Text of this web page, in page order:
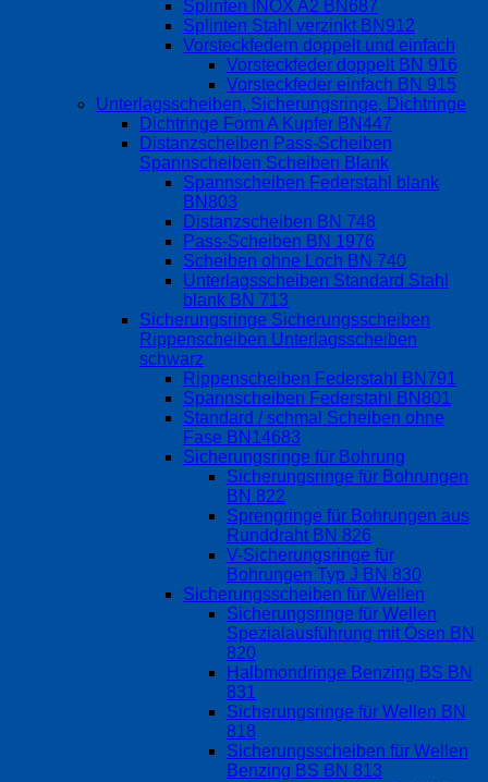
Splinten INOX A2 BN687
Splinten Stahl verzinkt BN912
Vorsteckfedern doppelt und einfach
Vorsteckfeder doppelt BN 916
Vorsteckfeder einfach BN 915
Unterlagsscheiben, Sicherungsringe, Dichtringe
Dichtringe Form A Kupfer BN447
Distanzscheiben Pass-Scheiben
Spannscheiben Scheiben Blank
Spannscheiben Federstahl blank
BN803
Distanzscheiben BN 748
Pass-Scheiben BN 1976
Scheiben ohne Loch BN 740
Unterlagsscheiben Standard Stahl
blank BN 713
Sicherungsringe Sicherungsscheiben
Rippenscheiben Unterlagsscheiben
schwarz
Rippenscheiben Federstahl BN791
Spannscheiben Federstahl BN801
Standard / schmal Scheiben ohne
Fase BN14683
Sicherungsringe für Bohrung
Sicherungsringe für Bohrungen
BN 822
Sprengringe für Bohrungen aus
Runddraht BN 826
V-Sicherungsringe für
Bohrungen Typ J BN 830
Sicherungsscheiben für Wellen
Sicherungsringe für Wellen
Spezialausführung mit Ösen BN
820
Halbmondringe Benzing BS BN
831
Sicherungsringe für Wellen BN
818
Sicherungsscheiben für Wellen
Benzing BS BN 813